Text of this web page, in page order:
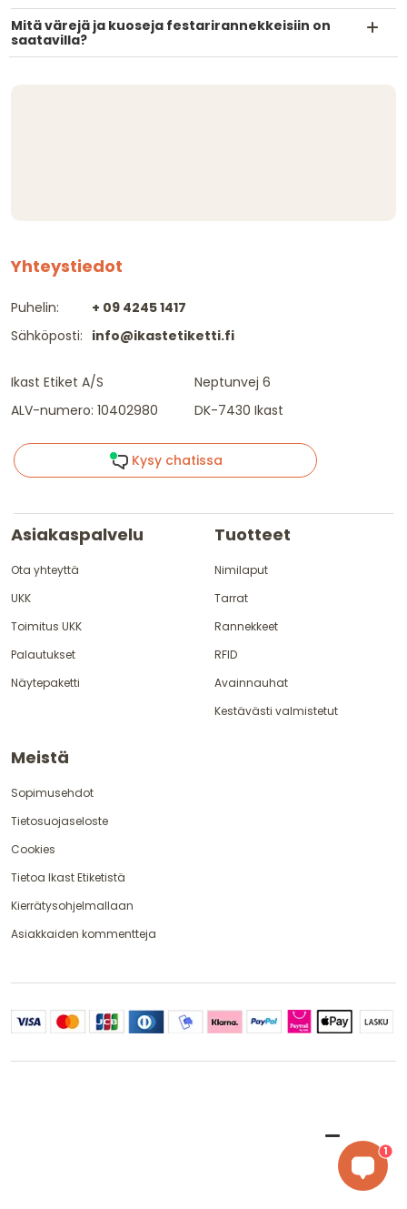
Mitä värejä ja kuoseja festarirannekkeisiin on
saatavilla?
Yhteystiedot
Puhelin:
Sähköposti:
+ 09 4245 1417
info@ikastetiketti.fi
Ikast Etiket A/S
ALV-numero: 10402980
Neptunvej 6
DK-7430 Ikast
Kysy chatissa
Asiakaspalvelu
Ota yhteyttä
UKK
Toimitus UKK
Palautukset
Näytepaketti
Tuotteet
Nimilaput
Tarrat
Rannekkeet
RFID
Avainnauhat
Kestävästi valmistetut
Meistä
Sopimusehdot
Tietosuojaseloste
Cookies
Tietoa Ikast Etiketistä
Kierrätysohjelmallaan
Asiakkaiden kommentteja
1